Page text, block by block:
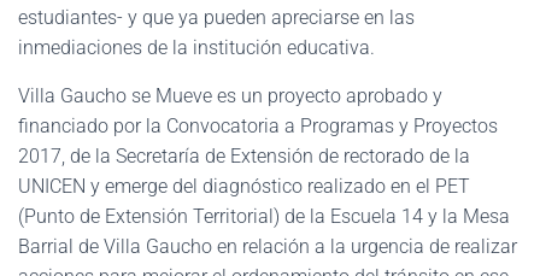
estudiantes- y que ya pueden apreciarse en las
inmediaciones de la institución educativa.
Villa Gaucho se Mueve es un proyecto aprobado y
financiado por la Convocatoria a Programas y Proyectos
2017, de la Secretaría de Extensión de rectorado de la
UNICEN y emerge del diagnóstico realizado en el PET
(Punto de Extensión Territorial) de la Escuela 14 y la Mesa
Barrial de Villa Gaucho en relación a la urgencia de realizar